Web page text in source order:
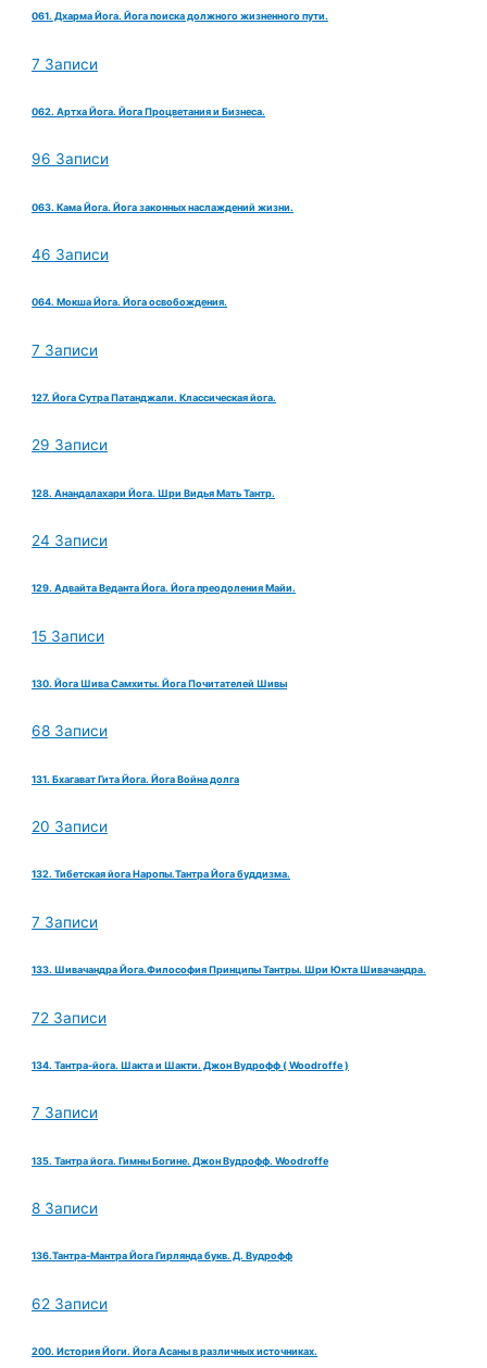
061. Дхарма Йога. Йога поиска должного жизненного пути.
7 Записи
062. Артха Йога. Йога Процветания и Бизнеса.
96 Записи
063. Кама Йога. Йога законных наслаждений жизни.
46 Записи
064. Мокша Йога. Йога освобождения.
7 Записи
127. Йога Сутра Патанджали. Классическая йога.
29 Записи
128. Анандалахари Йога. Шри Видья Мать Тантр.
24 Записи
129. Адвайта Веданта Йога. Йога преодоления Майи.
15 Записи
130. Йога Шива Самхиты. Йога Почитателей Шивы
68 Записи
131. Бхагават Гита Йога. Йога Война долга
20 Записи
132. Тибетская йога Наропы.Тантра Йога буддизма.
7 Записи
133. Шивачандра Йога.Философия Принципы Тантры. Шри Юкта Шивачандра.
72 Записи
134. Тантра-йога. Шакта и Шакти. Джон Вудрофф ( Woodroffe )
7 Записи
135. Тантра йога. Гимны Богине. Джон Вудрофф. Woodroffe
8 Записи
136.Тантра-Мантра Йога Гирлянда букв. Д. Вудрофф
62 Записи
200. История Йоги. Йога Асаны в различных источниках.